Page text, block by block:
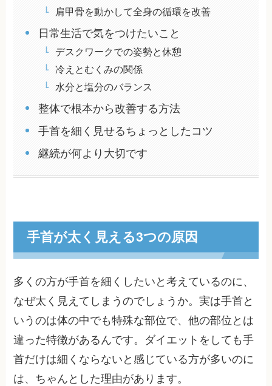
肩甲骨を動かして全身の循環を改善
日常生活で気をつけたいこと
デスクワークでの姿勢と休憩
冷えとむくみの関係
水分と塩分のバランス
整体で根本から改善する方法
手首を細く見せるちょっとしたコツ
継続が何より大切です
手首が太く見える3つの原因
多くの方が手首を細くしたいと考えているのに、
なぜ太く見えてしまうのでしょうか。実は手首と
いうのは体の中でも特殊な部位で、他の部位とは
違った特徴があるんです。ダイエットをしても手
首だけは細くならないと感じている方が多いのに
は、ちゃんとした理由があります。